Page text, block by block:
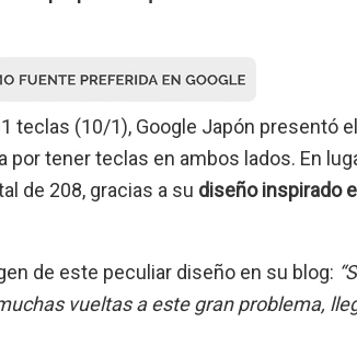
teclas (10/1), Google Japón presentó el
tener teclas en ambos lados. En
de 208, gracias a su diseño inspirado
de este peculiar diseño en su blog:
vueltas a este gran problema,